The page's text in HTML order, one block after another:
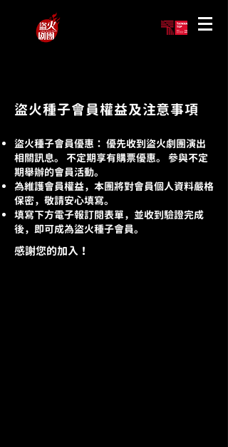
盜火種子會員權益及注意事項
盜火種子會員優惠： 優先收到盜火劇團演出
相關訊息。 不定期享有購票優惠。​ 參與不定
期舉辦的會員活動。
​為維護會員權益，本團將對會員個人資料嚴格
保密，敬請安心填寫。​
填寫下方電子報訂閱表單，並收到驗證完成
後，即可成為盜火種子會員。
感謝您的加入！